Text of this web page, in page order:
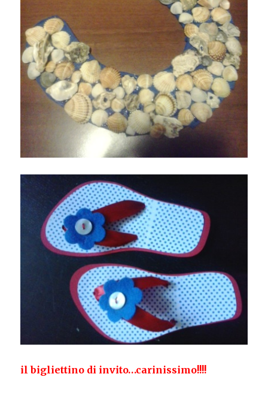
il bigliettino di invito…carinissimo!!!!